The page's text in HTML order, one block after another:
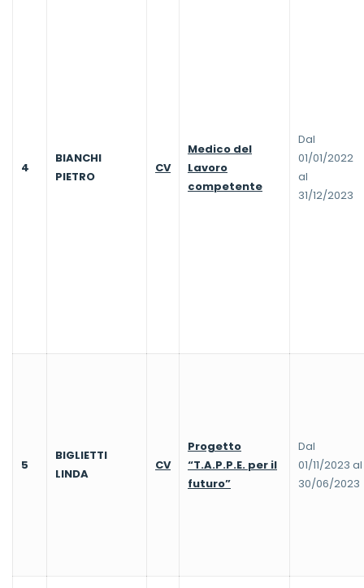
4
BIANCHI
PIETRO
CV
Medico del
Lavoro
competente
Dal
01/01/2022
al
31/12/2023
5
BIGLIETTI
LINDA
CV
Progetto
“T.A.P.P.E. per il
futuro”
Dal
01/11/2023 al
30/06/2023